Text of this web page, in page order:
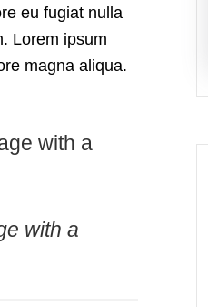
eu fugiat nulla
Lorem ipsum
magna aliqua.
with a